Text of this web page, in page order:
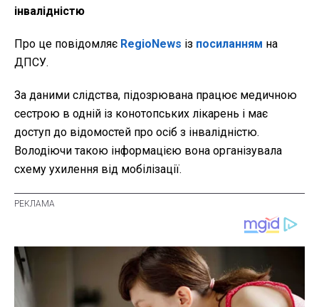
інвалідністю
Про це повідомляє RegioNews із посиланням на
ДПСУ.
За даними слідства, підозрювана працює медичною
сестрою в одній із конотопських лікарень і має
доступ до відомостей про осіб з інвалідністю.
Володіючи такою інформацією вона організувала
схему ухилення від мобілізації.